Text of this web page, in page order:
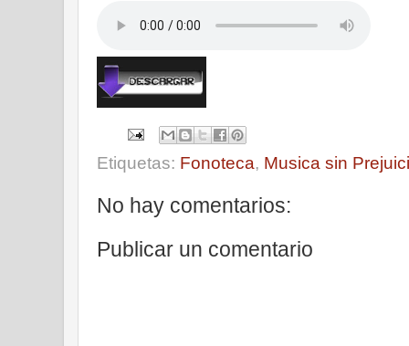
Etiquetas: Fonoteca, Musica sin
No hay comentarios:
Publicar un comentario